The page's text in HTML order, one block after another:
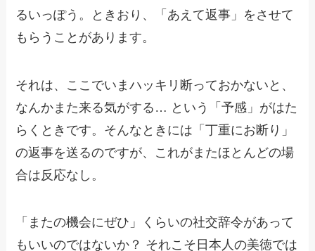
るいっぽう。ときおり、「あえて返事」をさせて
もらうことがあります。
それは、ここでいまハッキリ断っておかないと、
なんかまた来る気がする… という「予感」がはた
らくときです。そんなときには「丁重にお断り」
の返事を送るのですが、これがまたほとんどの場
合は反応なし。
「またの機会にぜひ」くらいの社交辞令があって
もいいのではないか？ それこそ日本人の美徳では